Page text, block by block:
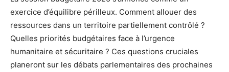
exercice d’équilibre périlleux. Comment allouer des
ressources dans un territoire partiellement contrôlé ?
Quelles priorités budgétaires face à l’urgence
humanitaire et sécuritaire ? Ces questions cruciales
planeront sur les débats parlementaires des prochaines